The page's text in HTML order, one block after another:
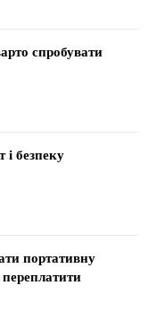
спробувати
і безпеку
портативну